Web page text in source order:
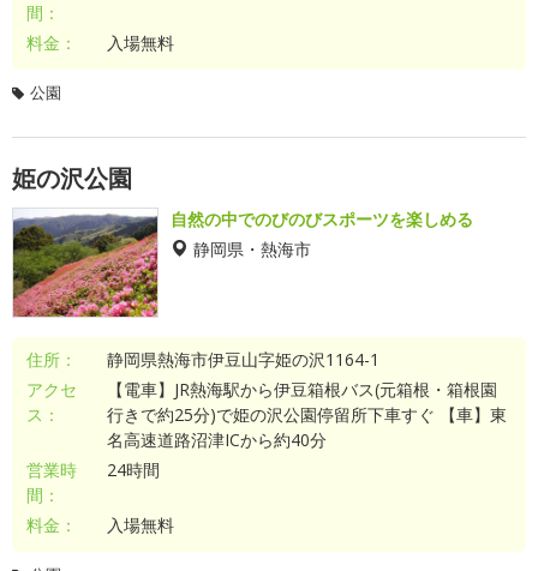
間：
料金： 入場無料
公園
姫の沢公園
自然の中でのびのびスポーツを楽しめる
静岡県・熱海市
住所：
静岡県熱海市伊豆山字姫の沢1164-1
アクセ
ス：
【電車】JR熱海駅から伊豆箱根バス(元箱根・箱根園
行きで約25分)で姫の沢公園停留所下車すぐ 【車】東
名高速道路沼津ICから約40分
営業時
間：
24時間
料金： 入場無料